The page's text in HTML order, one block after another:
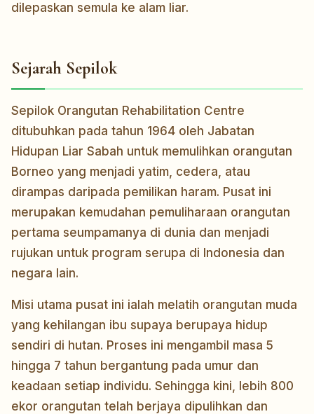
dilepaskan semula ke alam liar.
Sejarah Sepilok
Sepilok Orangutan Rehabilitation Centre
ditubuhkan pada tahun 1964 oleh Jabatan
Hidupan Liar Sabah untuk memulihkan orangutan
Borneo yang menjadi yatim, cedera, atau
dirampas daripada pemilikan haram. Pusat ini
merupakan kemudahan pemuliharaan orangutan
pertama seumpamanya di dunia dan menjadi
rujukan untuk program serupa di Indonesia dan
negara lain.
Misi utama pusat ini ialah melatih orangutan muda
yang kehilangan ibu supaya berupaya hidup
sendiri di hutan. Proses ini mengambil masa 5
hingga 7 tahun bergantung pada umur dan
keadaan setiap individu. Sehingga kini, lebih 800
ekor orangutan telah berjaya dipulihkan dan